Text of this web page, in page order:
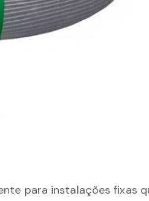
para instalações